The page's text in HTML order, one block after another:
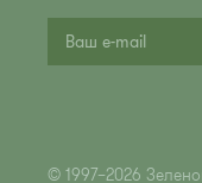
© 1997–2026